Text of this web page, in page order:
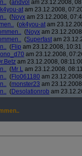
(andvol am 23.12.2008,
at am 23.12.2008,
(Noyx am 23.12.2008,
(ok4you-at am
(Noyx am
(Superfast am
(Flip am 23.12.2008,
am 23.12.2008,
am 23.12.2008,
(Mr L am 23.12.2008,
(Flo061180 am
(monster23 am
(Desolationrob am